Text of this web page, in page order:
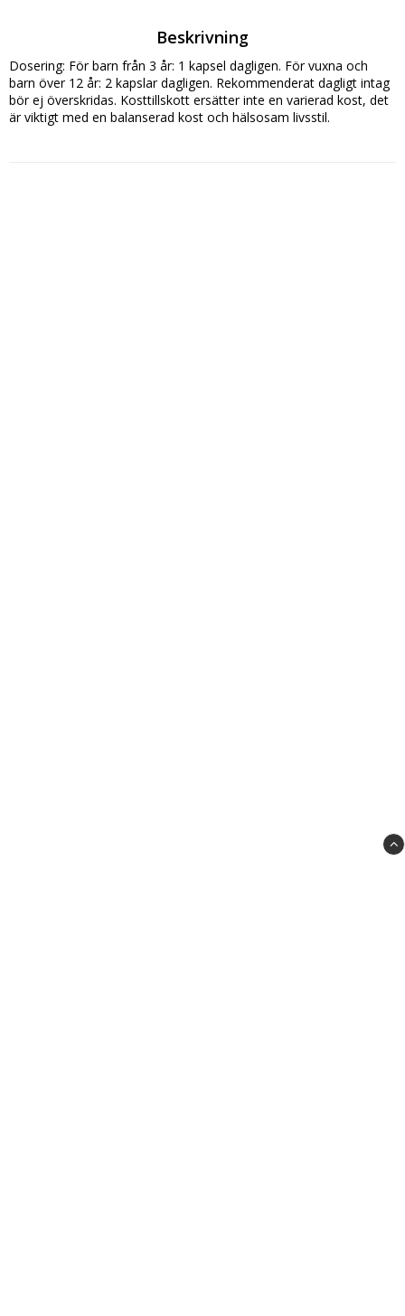
Beskrivning
Dosering: För barn från 3 år: 1 kapsel dagligen. För vuxna och
barn över 12 år: 2 kapslar dagligen. Rekommenderat dagligt intag
bör ej överskridas. Kosttillskott ersätter inte en varierad kost, det
är viktigt med en balanserad kost och hälsosam livsstil.